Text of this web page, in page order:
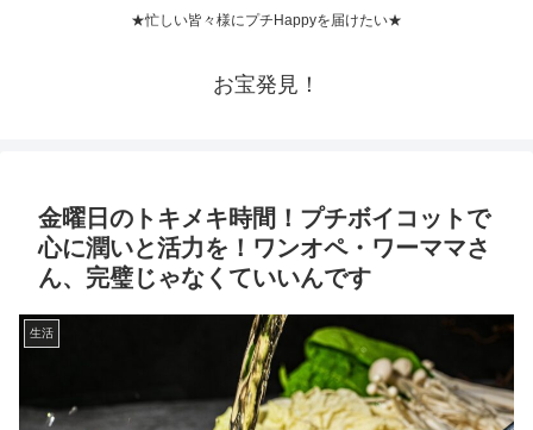
★忙しい皆々様にプチHappyを届けたい★
お宝発見！
金曜日のトキメキ時間！プチボイコットで
心に潤いと活力を！ワンオペ・ワーママさ
ん、完璧じゃなくていいんです
生活